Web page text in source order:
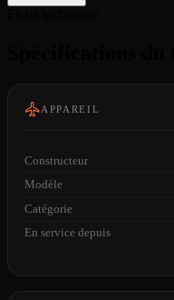
APPAREIL
Constructeur
Modèle
Catégorie
En service depuis